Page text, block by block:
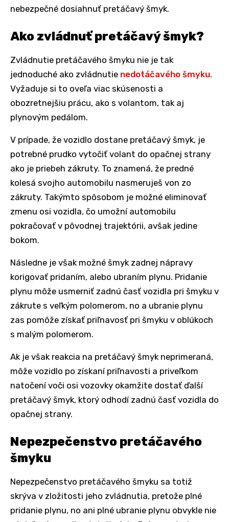
nebezpečné dosiahnuť pretáčavý šmyk.
Ako zvládnuť pretáčavý šmyk?
Zvládnutie pretáčavého šmyku nie je tak
jednoduché ako zvládnutie nedotáčavého šmyku.
Vyžaduje si to oveľa viac skúsenosti a
obozretnejšiu prácu, ako s volantom, tak aj
plynovým pedálom.
V prípade, že vozidlo dostane pretáčavý šmyk, je
potrebné prudko vytočiť volant do opačnej strany
ako je priebeh zákruty. To znamená, že predné
kolesá svojho automobilu nasmeruješ von zo
zákruty. Takýmto spôsobom je možné eliminovať
zmenu osi vozidla, čo umožní automobilu
pokračovať v pôvodnej trajektórii, avšak jedine
bokom.
Následne je však možné šmyk zadnej nápravy
korigovať pridaním, alebo ubraním plynu. Pridanie
plynu môže usmerniť zadnú časť vozidla pri šmyku v
zákrute s veľkým polomerom, no a ubranie plynu
zas pomôže získať priľnavosť pri šmyku v oblúkoch
s malým polomerom.
Ak je však reakcia na pretáčavý šmyk neprimeraná,
môže vozidlo po získaní priľnavosti a priveľkom
natočení voči osi vozovky okamžite dostať ďalší
pretáčavý šmyk, ktorý odhodí zadnú časť vozidla do
opačnej strany.
Nepezpečenstvo pretáčavého
šmyku
Nepezpečenstvo pretáčavého šmyku sa totiž
skrýva v zložitosti jeho zvládnutia, pretože plné
pridanie plynu, no ani plné ubranie plynu obvykle nie